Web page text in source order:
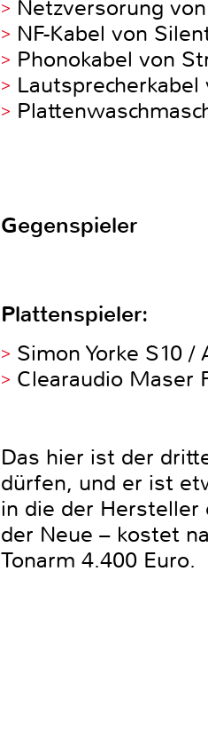
Netzversorung
NF-Kabel von
Phonokabel von
Gegenspieler
Plattenspieler:
Simon Yorke S10
Clearaudio Maser
Das hier ist der
dürfen, und er ist
in die der Hersteller
der Neue – kostet
Tonarm 4.400 Euro.